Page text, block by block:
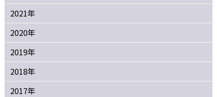
2021年
2020年
2019年
2018年
2017年